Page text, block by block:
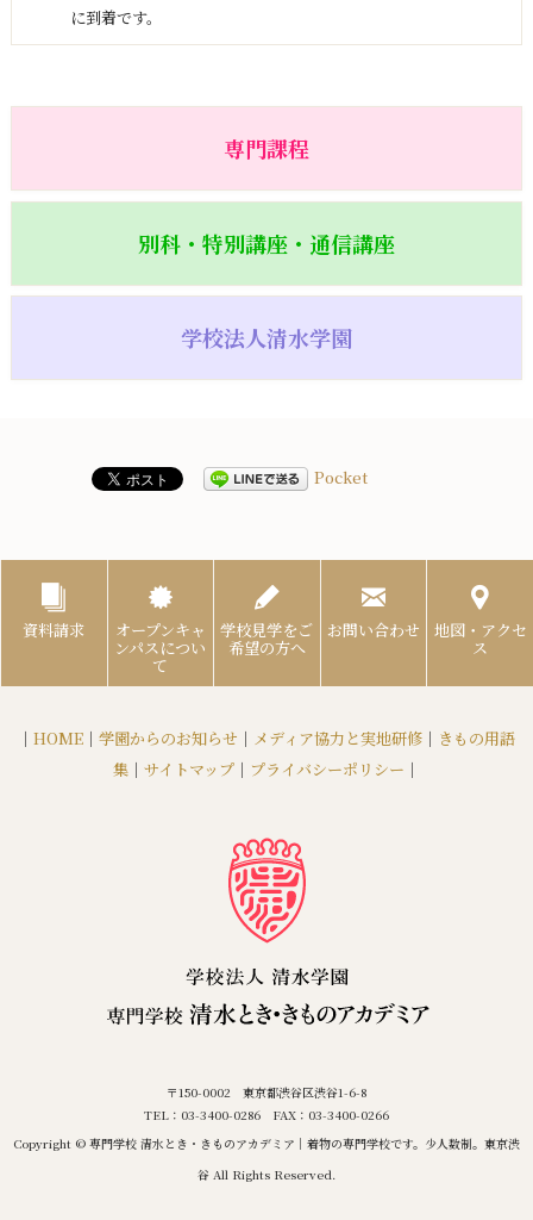
に到着です。
専門課程
別科・特別講座・通信講座
学校法人清水学園
Pocket
資料請求 オープンキャ
ンパスについ
て
学校見学をご
希望の方へ
お問い合わせ 地図・アクセ
ス
｜ HOME ｜ 学園からのお知らせ ｜ メディア協力と実地研修 ｜ きもの用語
集 ｜ サイトマップ ｜ プライバシーポリシー ｜
〒150-0002 東京都渋谷区渋谷1-6-8
TEL：03-3400-0286 FAX：03-3400-0266
Copyright © 専門学校 清水とき・きものアカデミア｜着物の専門学校です。少人数制。東京渋
谷 All Rights Reserved.